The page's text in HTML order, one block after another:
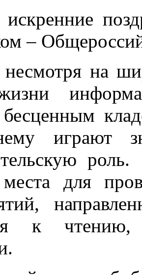
–
несмотря на
бесценным
играют
для
к чтению,